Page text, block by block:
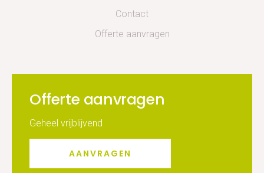
Contact
Offerte aanvragen
Offerte aanvragen
Geheel vrijblijvend
AANVRAGEN